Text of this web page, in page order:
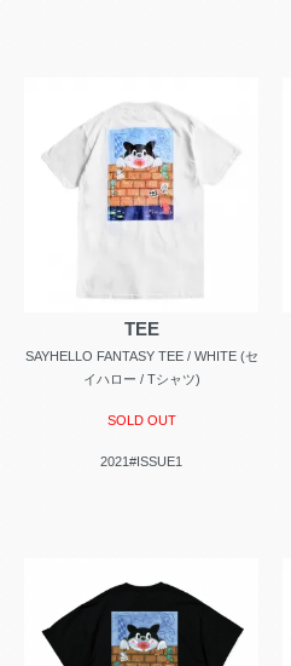
TEE
SAYHELLO FANTASY TEE / WHITE (セ
イハロー / Tシャツ)
SOLD OUT
2021#ISSUE1